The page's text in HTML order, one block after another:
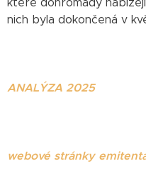
které dohromady
nich byla dokončená v
ANALÝZA 2025
webové stránky